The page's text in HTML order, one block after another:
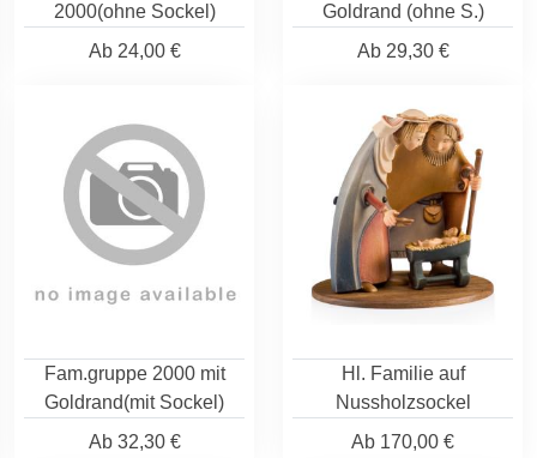
2000(ohne Sockel)
Ab24,00 €
Goldrand (ohne S.)
Ab29,30 €
Fam.gruppe 2000 mit
Goldrand(mit Sockel)
Ab32,30 €
Hl. Familie auf
Nussholzsockel
Ab 170,00 €